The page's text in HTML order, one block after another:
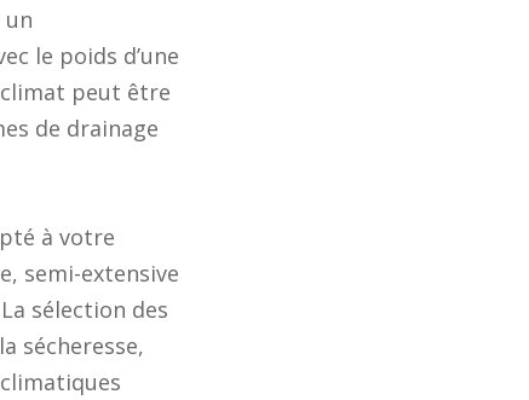
le poids d’une
peut être
de drainage
à votre
semi-extensive
sélection des
sécheresse,